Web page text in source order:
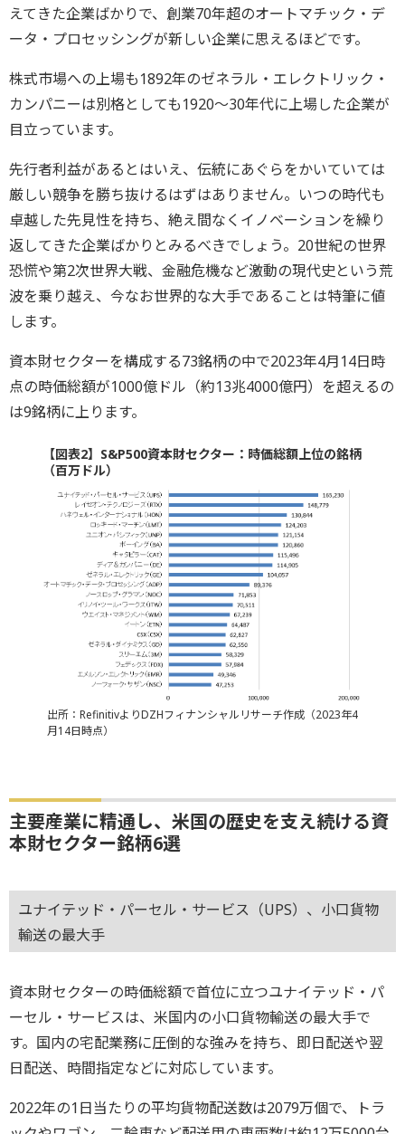
えてきた企業ばかりで、創業70年超のオートマチック・デ
ータ・プロセッシングが新しい企業に思えるほどです。
株式市場への上場も1892年のゼネラル・エレクトリック・
カンパニーは別格としても1920～30年代に上場した企業が
目立っています。
先行者利益があるとはいえ、伝統にあぐらをかいていては
厳しい競争を勝ち抜けるはずはありません。いつの時代も
卓越した先見性を持ち、絶え間なくイノベーションを繰り
返してきた企業ばかりとみるべきでしょう。20世紀の世界
恐慌や第2次世界大戦、金融危機など激動の現代史という荒
波を乗り越え、今なお世界的な大手であることは特筆に値
します。
資本財セクターを構成する73銘柄の中で2023年4月14日時
点の時価総額が1000億ドル（約13兆4000億円）を超えるの
は9銘柄に上ります。
【図表2】S&P500資本財セクター：時価総額上位の銘柄
（百万ドル）
出所：RefinitivよりDZHフィナンシャルリサーチ作成（2023年4
月14日時点）
主要産業に精通し、米国の歴史を支え続ける資
本財セクター銘柄6選
ユナイテッド・パーセル・サービス（UPS）、小口貨物
輸送の最大手
資本財セクターの時価総額で首位に立つユナイテッド・パ
ーセル・サービスは、米国内の小口貨物輸送の最大手で
す。国内の宅配業務に圧倒的な強みを持ち、即日配送や翌
日配送、時間指定などに対応しています。
2022年の1日当たりの平均貨物配送数は2079万個で、トラ